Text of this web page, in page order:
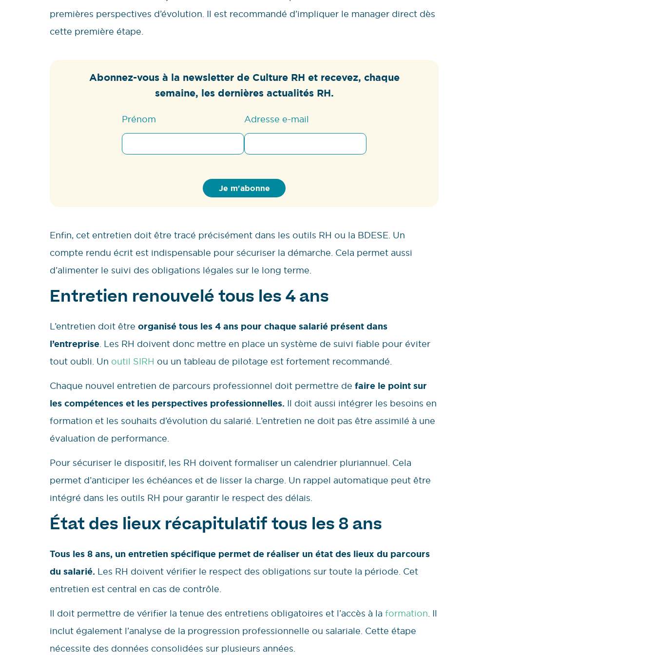
premières perspectives d’évolution. Il est recommandé d’impliquer le manager direct dès
cette première étape.
Abonnez-vous à la newsletter de Culture RH et recevez, chaque
semaine, les dernières actualités RH.
Prénom Adresse e-mail
Enfin, cet entretien doit être tracé précisément dans les outils RH ou la BDESE. Un
compte rendu écrit est indispensable pour sécuriser la démarche. Cela permet aussi
d’alimenter le suivi des obligations légales sur le long terme.
Entretien renouvelé tous les 4 ans
L’entretien doit être organisé tous les 4 ans pour chaque salarié présent dans
l’entreprise. Les RH doivent donc mettre en place un système de suivi fiable pour éviter
tout oubli. Un outil SIRH ou un tableau de pilotage est fortement recommandé.
Chaque nouvel entretien de parcours professionnel doit permettre de faire le point sur
les compétences et les perspectives professionnelles. Il doit aussi intégrer les besoins en
formation et les souhaits d’évolution du salarié. L’entretien ne doit pas être assimilé à une
évaluation de performance.
Pour sécuriser le dispositif, les RH doivent formaliser un calendrier pluriannuel. Cela
permet d’anticiper les échéances et de lisser la charge. Un rappel automatique peut être
intégré dans les outils RH pour garantir le respect des délais.
État des lieux récapitulatif tous les 8 ans
Tous les 8 ans, un entretien spécifique permet de réaliser un état des lieux du parcours
du salarié. Les RH doivent vérifier le respect des obligations sur toute la période. Cet
entretien est central en cas de contrôle.
Il doit permettre de vérifier la tenue des entretiens obligatoires et l’accès à la formation. Il
inclut également l’analyse de la progression professionnelle ou salariale. Cette étape
nécessite des données consolidées sur plusieurs années.